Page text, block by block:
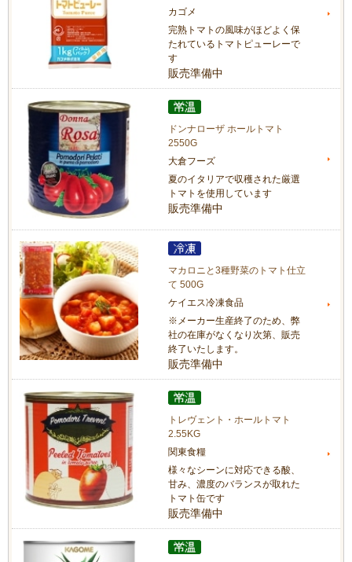
カゴメ
完熟トマトの風味がほどよく保
たれているトマトピューレーで
す
販売準備中
ドンナローザ ホールトマト
2550G
大倉フーズ
夏のイタリアで収穫された厳選
トマトを使用しています
販売準備中
マカロニと3種野菜のトマト仕立
て 500G
ケイエス冷凍食品
※メーカー生産終了のため、弊
社の在庫がなくなり次第、販売
終了いたします。
販売準備中
トレヴェント・ホールトマト
2.55KG
関東食糧
様々なシーンに対応できる酸、
甘み、濃度のバランスが取れた
トマト缶です
販売準備中